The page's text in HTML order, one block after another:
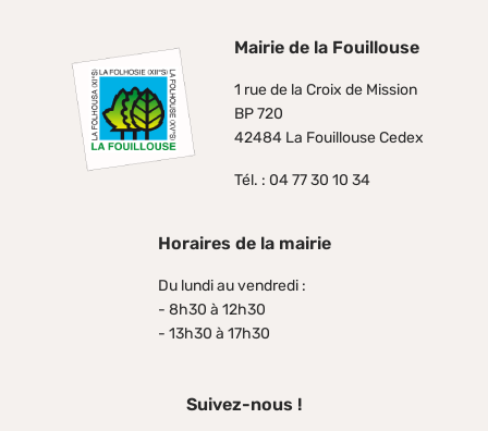
Mairie de la Fouillouse
1 rue de la Croix de Mission
BP 720
42484 La Fouillouse Cedex
Tél. : 04 77 30 10 34
Horaires de la mairie
Du lundi au vendredi :
- 8h30 à 12h30
- 13h30 à 17h30
Suivez-nous !